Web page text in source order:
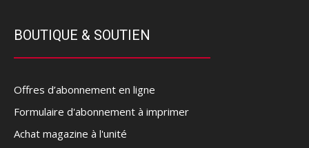
BOUTIQUE & SOUTIEN
Offres d’abonnement en ligne
Formulaire d'abonnement à imprimer
Achat magazine à l'unité